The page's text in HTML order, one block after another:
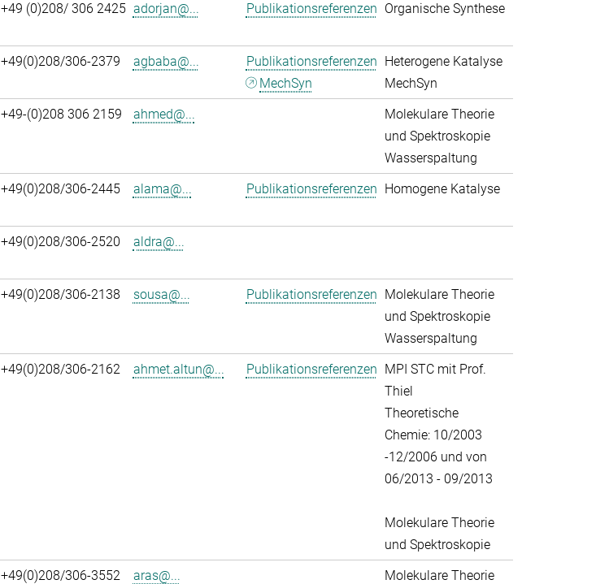
+49 (0)208/ 306 2425 adorjan@... Publikationsreferenzen Organische Synthese
+49(0)208/306-2379 agbaba@...
Publikationsreferenzen
MechSyn
Heterogene Katalyse
MechSyn
+49-(0)208 306 2159 ahmed@...
Molekulare Theorie
und Spektroskopie
Wasserspaltung
+49(0)208/306-2445 alama@... Publikationsreferenzen Homogene Katalyse
+49(0)208/306-2520 aldra@...
+49(0)208/306-2138 sousa@... Publikationsreferenzen Molekulare Theorie
und Spektroskopie
Wasserspaltung
+49(0)208/306-2162 ahmet.altun@... Publikationsreferenzen MPI STC mit Prof.
Thiel
Theoretische
Chemie: 10/2003
-12/2006 und von
06/2013 - 09/2013
Molekulare Theorie
und Spektroskopie
+49(0)208/306-3552 aras@...
Molekulare Theorie